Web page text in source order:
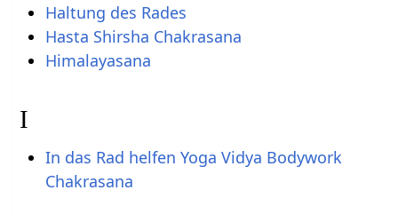
Haltung des Rades
Hasta Shirsha Chakrasana
Himalayasana
I
In das Rad helfen Yoga Vidya Bodywork
Chakrasana